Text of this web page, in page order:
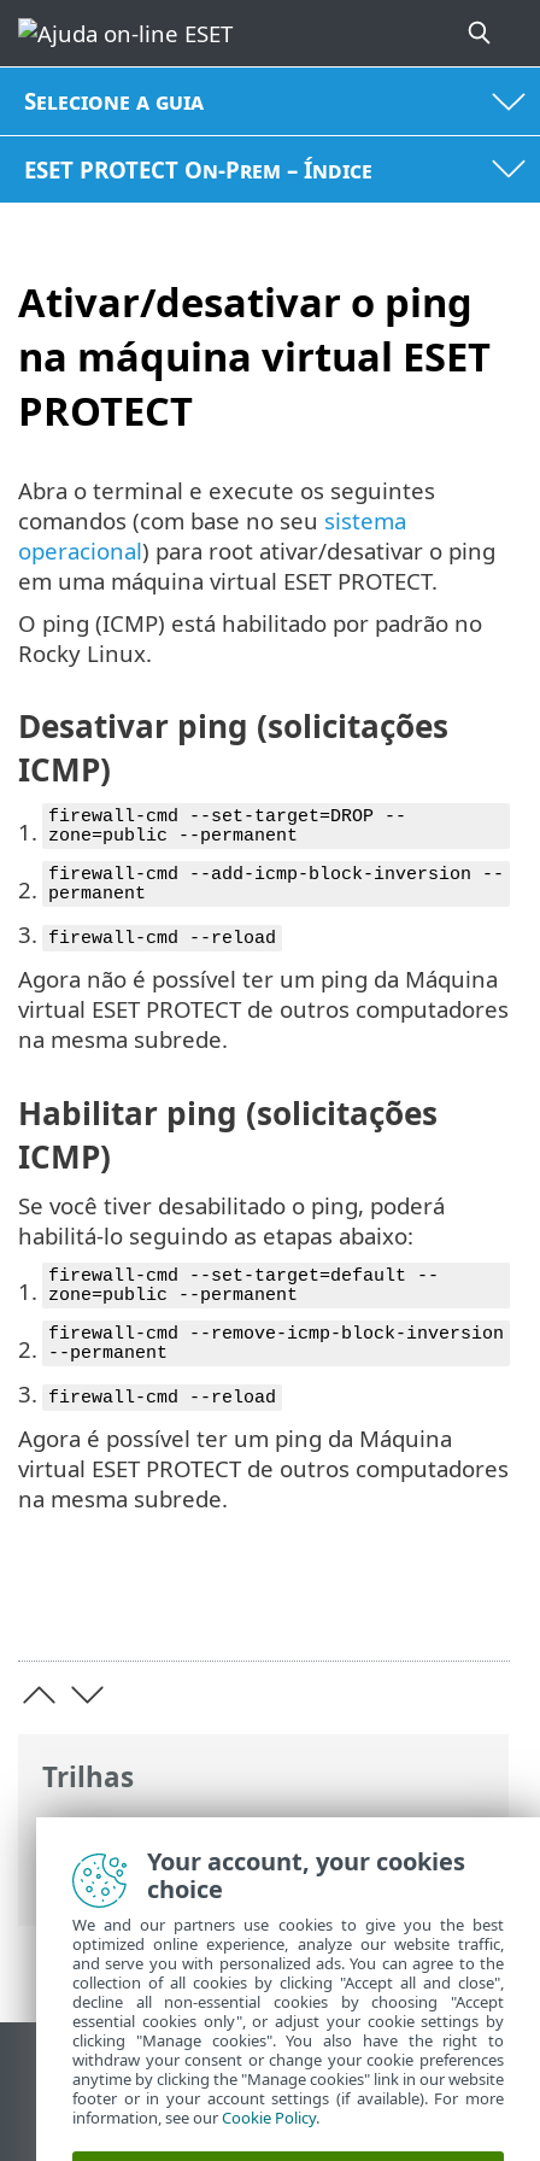
Selecione a guia
ESET PROTECT On-Prem – Índice
Ativar/desativar o ping
na máquina virtual ESET
PROTECT
Trilhas
Ajuda on-line ESET>ESET PROTECT On-
Prem>FAQ> Ativar/desativar o ping na
máquina virtual ESET PROTECT
Abra o terminal e execute os seguintes
comandos (com base no seu sistema
operacional) para root ativar/desativar o ping
em uma máquina virtual ESET PROTECT.
O ping (ICMP) está habilitado por padrão no
Rocky Linux.
Desativar ping (solicitações
ICMP)
1.
firewall-cmd --set-target=DROP --
zone=public --permanent
2.
firewall-cmd --add-icmp-block-inversion --
permanent
3. firewall-cmd --reload
Agora não é possível ter um ping da Máquina
virtual ESET PROTECT de outros computadores
na mesma subrede.
Habilitar ping (solicitações
ICMP)
Se você tiver desabilitado o ping, poderá
habilitá-lo seguindo as etapas abaixo:
1.
firewall-cmd --set-target=default --
zone=public --permanent
2.
firewall-cmd --remove-icmp-block-inversion
--permanent
3. firewall-cmd --reload
Agora é possível ter um ping da Máquina
virtual ESET PROTECT de outros computadores
na mesma subrede.
Ver site para desktop
End of Life
Base de conhecimento ESET
Your account, your cookies
choice
We and our partners use cookies to give you the best
optimized online experience, analyze our website traffic,
and serve you with personalized ads. You can agree to the
collection of all cookies by clicking "Accept all and close",
decline all non-essential cookies by choosing "Accept
essential cookies only", or adjust your cookie settings by
clicking "Manage cookies". You also have the right to
withdraw your consent or change your cookie preferences
anytime by clicking the "Manage cookies" link in our website
footer or in your account settings (if available). For more
information, see ourCookie Policy.